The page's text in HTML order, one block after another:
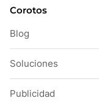
Corotos
Blog
Soluciones
Publicidad